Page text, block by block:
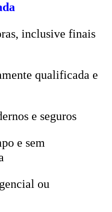
inclusive finais
qualificada e
e seguros
e sem
ou